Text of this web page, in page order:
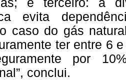
evita
caso do gás
ter entre 6
por
conclui.